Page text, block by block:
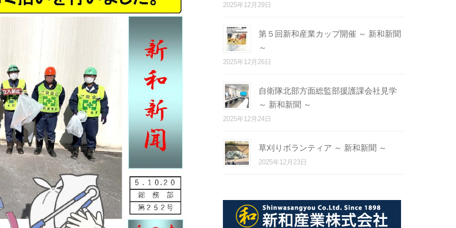
2025年12月29日
第５回新和産業カップ開催 ～ 新和新聞
～
2025年12月26日
自衛隊北部方面総監部援護課会社見学
～ 新和新聞 ～
2025年12月24日
草刈りボランティア ～ 新和新聞 ～
2025年12月23日